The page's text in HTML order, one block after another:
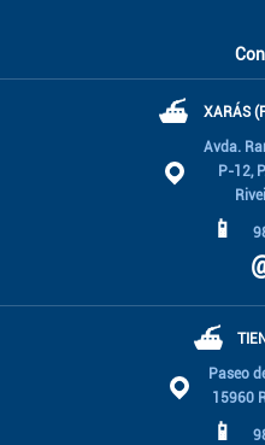
⛴ XARÁS
Avda.
P-12,
📱
⛴
Paseo
15960
📱